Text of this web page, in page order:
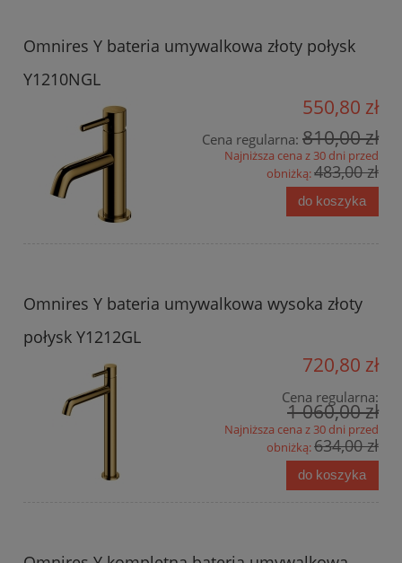
Omnires Y bateria umywalkowa złoty połysk
Y1210NGL
550,80 zł
Cena regularna: 810,00 zł
Najniższa cena z 30 dni przed
obniżką:483,00 zł
do koszyka
Omnires Y bateria umywalkowa wysoka złoty
połysk Y1212GL
720,80 zł
Cena regularna:
1 060,00 zł
Najniższa cena z 30 dni przed
obniżką:634,00 zł
do koszyka